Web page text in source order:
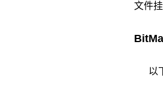
文件
以下